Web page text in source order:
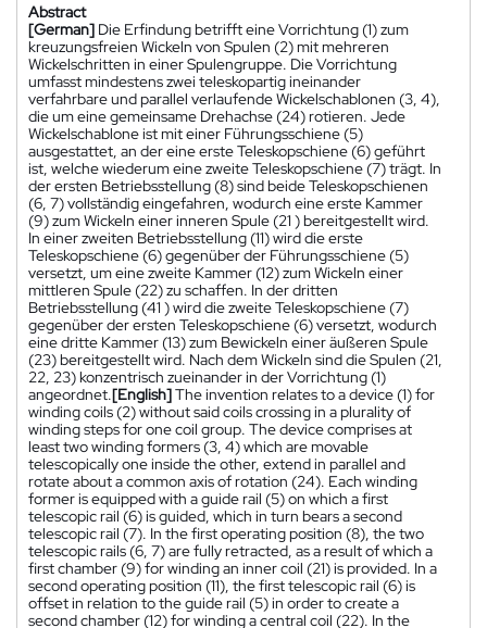
Abstract
[German] Die Erfindung betrifft eine Vorrichtung (1) zum
kreuzungsfreien Wickeln von Spulen (2) mit mehreren
Wickelschritten in einer Spulengruppe. Die Vorrichtung
umfasst mindestens zwei teleskopartig ineinander
verfahrbare und parallel verlaufende Wickelschablonen (3, 4),
die um eine gemeinsame Drehachse (24) rotieren. Jede
Wickelschablone ist mit einer Führungsschiene (5)
ausgestattet, an der eine erste Teleskopschiene (6) geführt
ist, welche wiederum eine zweite Teleskopschiene (7) trägt. In
der ersten Betriebsstellung (8) sind beide Teleskopschienen
(6, 7) vollständig eingefahren, wodurch eine erste Kammer
(9) zum Wickeln einer inneren Spule (21 ) bereitgestellt wird.
In einer zweiten Betriebsstellung (11) wird die erste
Teleskopschiene (6) gegenüber der Führungsschiene (5)
versetzt, um eine zweite Kammer (12) zum Wickeln einer
mittleren Spule (22) zu schaffen. In der dritten
Betriebsstellung (41 ) wird die zweite Teleskopschiene (7)
gegenüber der ersten Teleskopschiene (6) versetzt, wodurch
eine dritte Kammer (13) zum Bewickeln einer äußeren Spule
(23) bereitgestellt wird. Nach dem Wickeln sind die Spulen (21,
22, 23) konzentrisch zueinander in der Vorrichtung (1)
angeordnet.[English]The invention relates to a device (1) for
winding coils (2) without said coils crossing in a plurality of
winding steps for one coil group. The device comprises at
least two winding formers (3, 4) which are movable
telescopically one inside the other, extend in parallel and
rotate about a common axis of rotation (24). Each winding
former is equipped with a guide rail (5) on which a first
telescopic rail (6) is guided, which in turn bears a second
telescopic rail (7). In the first operating position (8), the two
telescopic rails (6, 7) are fully retracted, as a result of which a
first chamber (9) for winding an inner coil (21) is provided. In a
second operating position (11), the first telescopic rail (6) is
offset in relation to the guide rail (5) in order to create a
second chamber (12) for winding a central coil (22). In the